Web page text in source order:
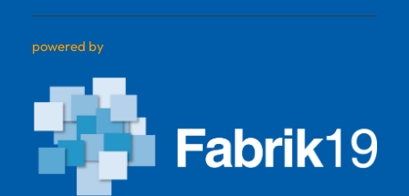
powered by